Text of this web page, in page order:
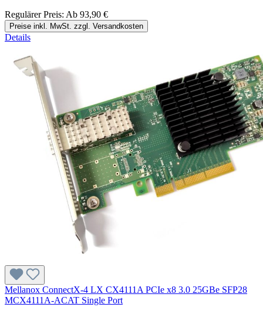
Regulärer Preis: Ab 93,90 €
Preise inkl. MwSt. zzgl. Versandkosten
Details
Mellanox ConnectX-4 LX CX4111A PCIe x8 3.0 25GBe SFP28
MCX4111A-ACAT Single Port